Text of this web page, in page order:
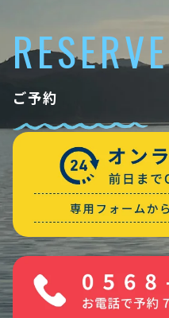
RESERVE
ご予約